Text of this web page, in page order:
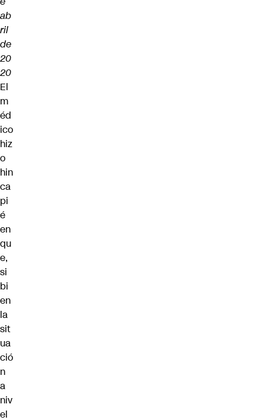
ab
ril
de
20
20
El
m
éd
ico
hiz
o
hin
ca
pi
é
en
qu
e,
si
bi
en
la
sit
ua
ció
n
a
niv
el